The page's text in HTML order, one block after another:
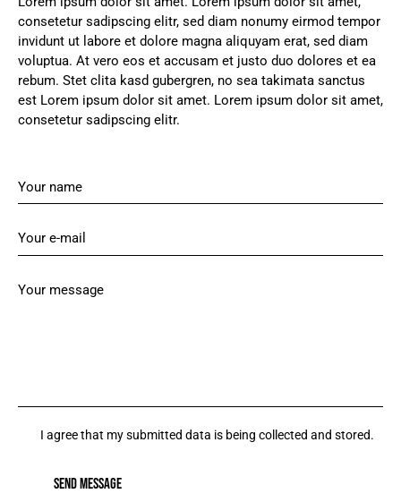
consetetur sadipscing elitr, sed diam nonumy eirmod tempor
invidunt ut labore et dolore magna aliquyam erat, sed diam
voluptua. At vero eos et accusam et justo duo dolores et ea
rebum. Stet clita kasd gubergren, no sea takimata sanctus
est Lorem ipsum dolor sit amet. Lorem ipsum dolor sit amet,
consetetur sadipscing elitr.
I agree that my submitted data is being collected and stored.
SEND MESSAGE